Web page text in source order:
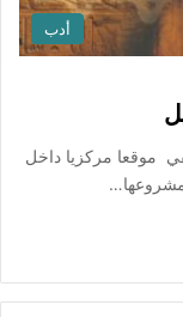
أدب
موقعا مركزيا داخل
مشروعها…